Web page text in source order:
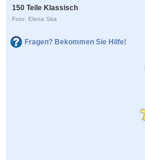
150 Teile Klassisch
Foto: Elena Ska
Fragen? Bekommen Sie Hilfe!